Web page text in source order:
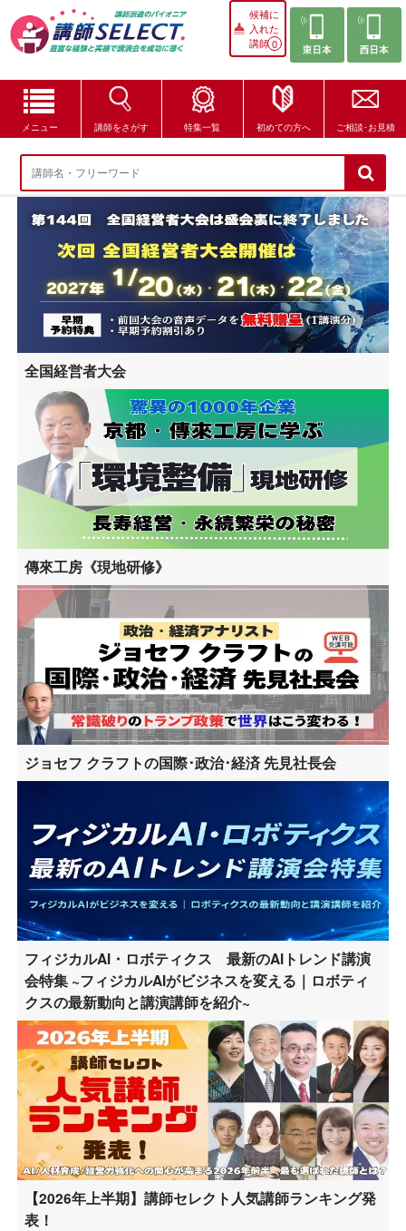
候補に
入れた
講師0
メニュー 講師をさがす 特集一覧 初めての方へ ご相談･お見積
講師をさがす
特集一覧
講師セレクトが選ばれる理由
ブログ・コラム
はじめての方へ
ご相談・お見積
全国経営者大会
傳來工房《現地研修》
ジョセフ クラフトの国際･政治･経済 先見社長会
フィジカルAI・ロボティクス 最新のAIトレンド講演
会特集 ~フィジカルAIがビジネスを変える｜ロボティ
クスの最新動向と講演講師を紹介~
【2026年上半期】講師セレクト人気講師ランキング発
表！